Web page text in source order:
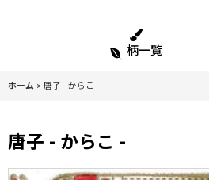
柄一覧
ホーム > 唐子 - からこ -
唐子 - からこ -